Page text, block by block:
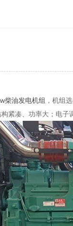
柴油发电机组 ，机组
紧凑、功率大；电